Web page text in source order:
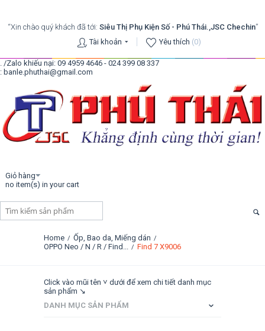
“Xin chào quý khách đã tới: Siêu Thị Phụ Kiện Số - Phú Thái.,JSC Chechin”
Tài khoản
Yêu thích (0)
. /Zalo khiếu nại: 09 4959 4646 - 024 399 08 337
: banle.phuthai@gmail.com
Giỏ hàng
no item(s) in your cart
Home / Ốp, Bao da, Miếng dán /
OPPO Neo / N / R / Find... / Find 7 X9006
Click vào mũi tên ˅ dưới để xem chi tiết danh mục
sản phẩm ↘
DANH MỤC SẢN PHẨM